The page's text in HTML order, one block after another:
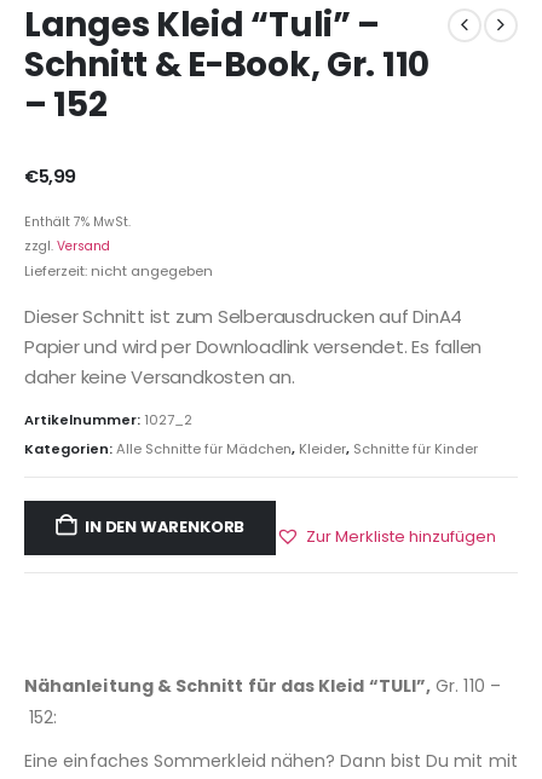
Langes Kleid “Tuli” –
Schnitt & E-Book, Gr. 110
– 152
€5,99
Enthält 7% MwSt.
zzgl. Versand
Lieferzeit: nicht angegeben
Dieser Schnitt ist zum Selberausdrucken auf DinA4
Papier und wird per Downloadlink versendet. Es fallen
daher keine Versandkosten an.
Artikelnummer: 1027_2
Kategorien:Alle Schnitte für Mädchen, Kleider, Schnitte für Kinder
IN DEN WARENKORB Zur Merkliste hinzufügen
Nähanleitung & Schnitt für das Kleid “TULI”, Gr. 110 –
152:
Eine einfaches Sommerkleid nähen? Dann bist Du mit mit